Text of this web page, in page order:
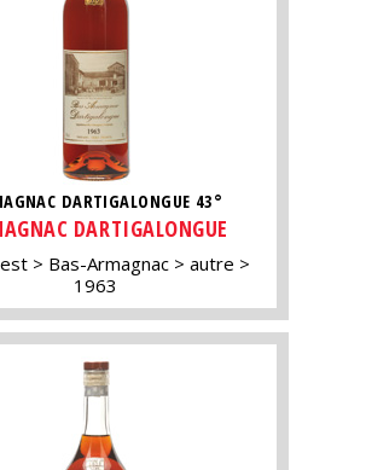
DARTIGALONGUE 43°
DARTIGALONGUE
Bas-Armagnac
autre
1963